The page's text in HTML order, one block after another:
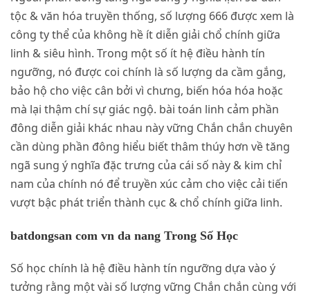
tộc & văn hóa truyền thống, số lượng 666 được xem là
công ty thể của không hề ít diễn giải chổ chính giữa
linh & siêu hình. Trong một số ít hệ điều hành tín
ngưỡng, nó được coi chính là số lượng da cầm gắng,
bảo hộ cho việc cân bởi vì chưng, biến hóa hóa hoặc
mà lại thậm chí sự giác ngộ. bài toán linh cảm phần
đông diễn giải khác nhau này vững Chắn chắn chuyên
cần dùng phần đông hiểu biết thâm thúy hơn về tăng
ngã sung ý nghĩa đặc trưng của cái số này & kim chỉ
nam của chính nó để truyền xúc cảm cho việc cải tiến
vượt bậc phát triển thành cục & chổ chính giữa linh.
batdongsan com vn da nang Trong Số Học
Số học chính là hệ điều hành tín ngưỡng dựa vào ý
tưởng rằng một vài số lượng vững Chắn chắn cùng với